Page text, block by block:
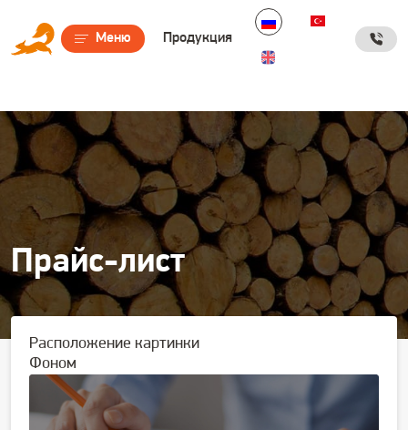
Меню Продукция
Прайс-лист
Расположение картинки
Фоном